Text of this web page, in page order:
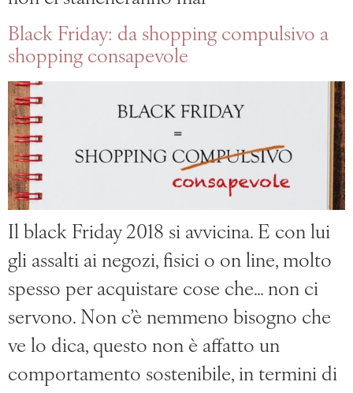
Black Friday: da shopping compulsivo a
shopping consapevole
Il black Friday 2018 si avvicina. E con lui
gli assalti ai negozi, fisici o on line, molto
spesso per acquistare cose che… non ci
servono. Non c’è nemmeno bisogno che
ve lo dica, questo non è affatto un
comportamento sostenibile, in termini di